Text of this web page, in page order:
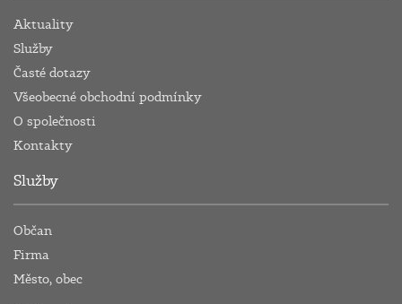
Aktuality
Služby
Časté dotazy
Všeobecné obchodní podmínky
O společnosti
Kontakty
Služby
Občan
Firma
Město, obec